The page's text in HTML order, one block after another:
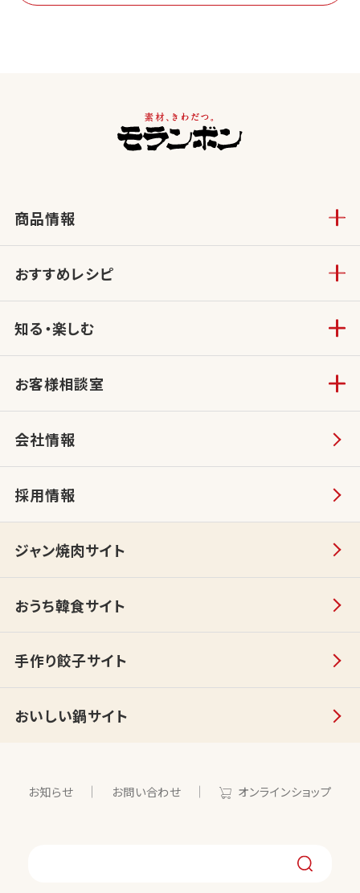
商品情報
おすすめレシピ
知る・楽しむ
お客様相談室
会社情報
採用情報
ジャン焼肉サイト
おうち韓食サイト
手作り餃子サイト
おいしい鍋サイト
お知らせ お問い合わせ オンラインショップ